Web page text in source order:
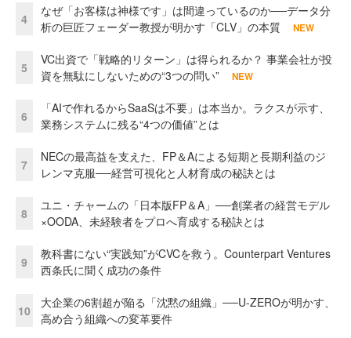
4
なぜ「お客様は神様です」は間違っているのか──データ分
析の巨匠フェーダー教授が明かす「CLV」の本質
NEW
5
VC出資で「戦略的リターン」は得られるか？ 事業会社が投
資を無駄にしないための“3つの問い”
NEW
6
「AIで作れるからSaaSは不要」は本当か。ラクスが示す、
業務システムに残る“4つの価値”とは
7
NECの最高益を支えた、FP＆Aによる短期と長期利益のジ
レンマ克服──経営可視化と人材育成の秘訣とは
8
ユニ・チャームの「日本版FP＆A」──創業者の経営モデル
×OODA、未経験者をプロへ育成する秘訣とは
9
教科書にない“実践知”がCVCを救う。Counterpart Ventures
西条氏に聞く成功の条件
10
大企業の6割超が陥る「沈黙の組織」──U-ZEROが明かす、
高め合う組織への変革要件